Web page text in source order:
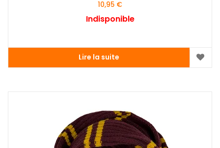
10,95 €
Indisponible
Lire la suite